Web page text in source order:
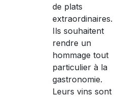
de plats
extraordinaires.
Ils souhaitent
rendre un
hommage tout
particulier à la
gastronomie.
Leurs vins sont